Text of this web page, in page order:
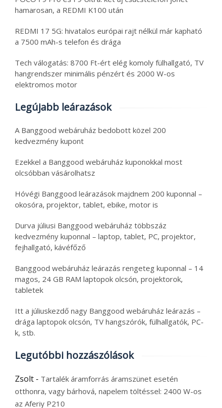
hamarosan, a REDMI K100 után
REDMI 17 5G: hivatalos európai rajt nélkül már kapható
a 7500 mAh-s telefon és drága
Tech válogatás: 8700 Ft-ért elég komoly fülhallgató, TV
hangrendszer minimális pénzért és 2000 W-os
elektromos motor
Legújabb leárazások
A Banggood webáruház bedobott közel 200
kedvezmény kupont
Ezekkel a Banggood webáruház kuponokkal most
olcsóbban vásárolhatsz
Hóvégi Banggood leárazások majdnem 200 kuponnal –
okosóra, projektor, tablet, ebike, motor is
Durva júliusi Banggood webáruház többszáz
kedvezmény kuponnal – laptop, tablet, PC, projektor,
fejhallgató, kávéfőző
Banggood webáruház leárazás rengeteg kuponnal – 14
magos, 24 GB RAM laptopok olcsón, projektorok,
tabletek
Itt a júliuskezdő nagy Banggood webáruház leárazás –
drága laptopok olcsón, TV hangszórók, fülhallgatók, PC-
k, stb.
Legutóbbi hozzászólások
Zsolt - Tartalék áramforrás áramszünet esetén
otthonra, vagy bárhová, napelem töltéssel: 2400 W-os
az Aferiy P210